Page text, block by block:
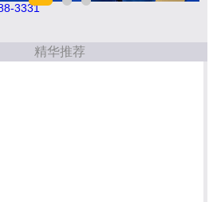
23220123
精华推荐